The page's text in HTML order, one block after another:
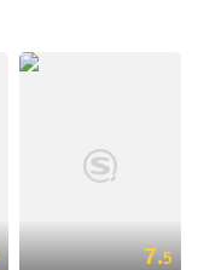
7.5